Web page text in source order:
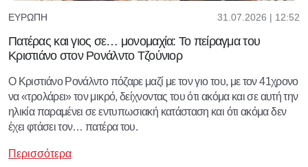
ΕΥΡΏΠΗ 31.07.2026 | 12:52
Πατέρας και γιος σε… μονομαχία: Το πείραγμα του
Κριστιάνο στον Ρονάλντο Τζούνιορ
Ο Κριστιάνο Ρονάλντο πόζαρε μαζί με τον γιο του, με τον 41χρονο
να «τρολάρει» τον μικρό, δείχνοντας του ότι ακόμα και σε αυτή την
ηλικία παραμένει σε εντυπωσιακή κατάσταση και ότι ακόμα δεν
έχει φτάσει τον… πατέρα του.
Περισσότερα